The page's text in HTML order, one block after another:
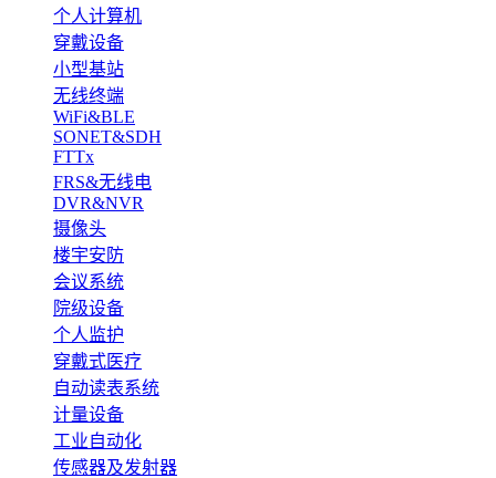
个人计算机
穿戴设备
小型基站
无线终端
WiFi&BLE
SONET&SDH
FTTx
FRS&无线电
DVR&NVR
摄像头
楼宇安防
会议系统
院级设备
个人监护
穿戴式医疗
自动读表系统
计量设备
工业自动化
传感器及发射器